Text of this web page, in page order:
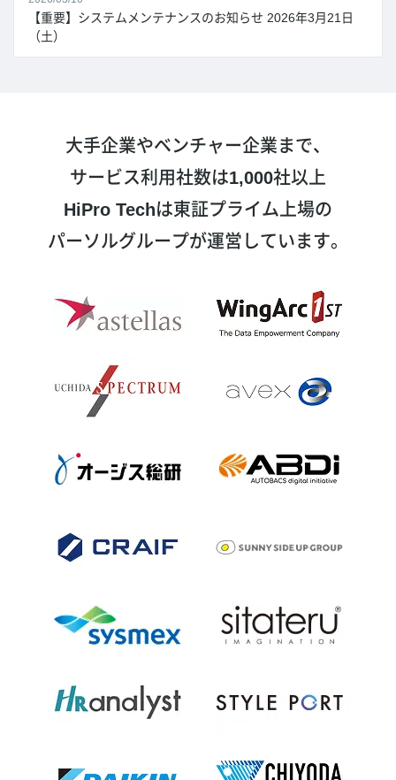
【重要】システムメンテナンスのお知らせ 2026年3月21日
（土）
大手企業やベンチャー企業まで、
サービス利用社数は1,000社以上
HiPro Techは東証プライム上場の
パーソルグループが運営しています。